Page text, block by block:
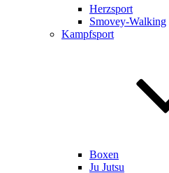
Herzsport
Smovey-Walking
Kampfsport
Boxen
Ju Jutsu